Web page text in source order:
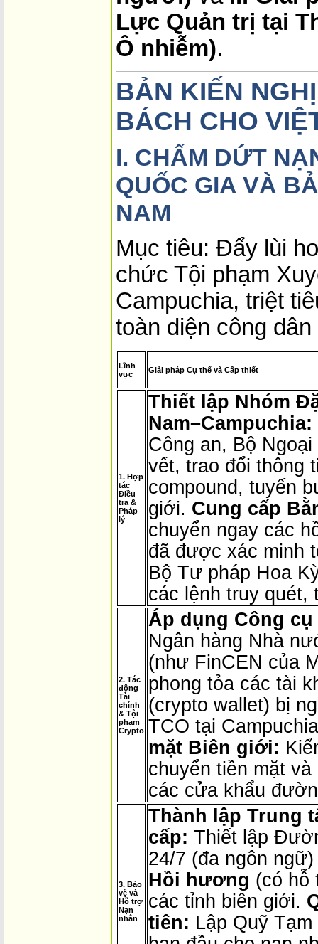
Lực Quản trị tại
Ô nhiễm).
BẢN KIẾN
BÁCH CHO
I. CHẤM DỨT
QUỐC GIA VÀ
NAM
Mục tiêu: Đẩy lùi
chức Tội phạm
Campuchia, triệt
toàn diện công
Lĩnh
vực
Giải pháp Cụ thể và Cấp thiết
1. Hợp
tác
Điều
tra &
Pháp
lý
Thiết lập Nhóm
Nam–Campuchia:
Công an, Bộ
vết, trao đổi thông
compound, tuyến
giới. Cung cấp
chuyển ngay các
đã được xác minh
Bộ Tư pháp Hoa
các lệnh truy quét,
2. Tác
động
Tài
chính
& Tội
phạm
Crypto
Áp dụng Công
Ngân hàng Nhà
(như FinCEN của
phong tỏa các tài
(crypto wallet) bị
TCO tại
mặt Biên giới:
chuyển tiền mặt
các cửa khẩu
3. Bảo
vệ và
Hỗ trợ
Nạn
nhân
Thành lập Trung
cấp: Thiết lập
24/7 (đa ngôn
Hồi hương (có hỗ
các tỉnh biên giới.
tiên: Lập Quỹ